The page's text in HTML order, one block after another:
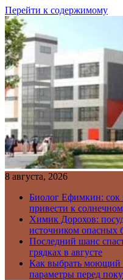
Перейти к содержимому
8 августа, 2026
Биолог Ефимкин: сок
привести к
Химик Дорохов:
источником опасных
Последний шанс
грядках в августе
Как выбрать моющий
параметры перед